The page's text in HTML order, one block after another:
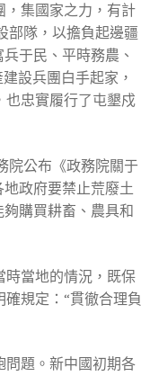
，集國家之力，有計
部隊，以擔負起邊疆
于民、平時務農、
設兵團白手起家，
也忠實履行了屯墾戍
院公布《政務院關于
政府要禁止荒廢土
購買耕畜、農具和
時當地的情況，既保
規定：“貫徹合理負
問題。新中國初期各